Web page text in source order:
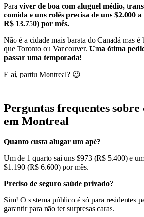
Para viver de boa com aluguel médio,
comida e uns rolês precisa de uns $2.000 a
R$ 13.750) por mês.
Não é a cidade mais barata do Canadá mas é
que Toronto ou Vancouver. Uma ótima
passar uma temporada!
E aí, partiu Montreal? 😉
Perguntas frequentes sobre
em Montreal
Quanto custa alugar um apê?
Um de 1 quarto sai uns $973 (R$ 5.400) e
$1.190 (R$ 6.600) por mês.
Preciso de seguro saúde privado?
Sim! O sistema público é só para residentes
garantir para não ter surpresas caras.